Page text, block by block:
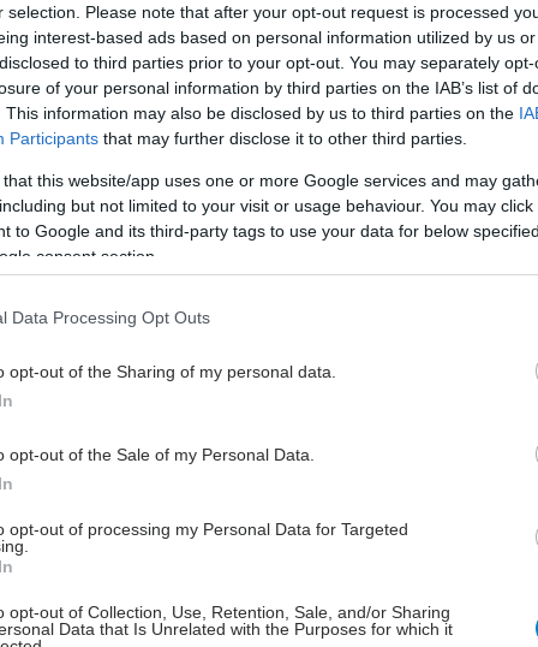
selection. Please note that after your opt-out request is processed
interest-based ads based on personal information utilized by us
to third parties prior to your opt-out. You may separately
of your personal information by third parties on the IAB’s list of
This information may also be disclosed by us to third parties on the
Participants that may further disclose it to other third parties.
that this website/app uses one or more Google services and may
but not limited to your visit or usage behaviour. You may
to Google and its third-party tags to use your data for below
consent section.
Data Processing Opt Outs
opt-out of the Sharing of my personal data.
opt-out of the Sale of my Personal Data.
opt-out of processing my Personal Data for Targeted
opt-out of Collection, Use, Retention, Sale, and/or Sharing
Data that Is Unrelated with the Purposes for which it
περιβάλλοντος που είναι φιλικό προς τον
παρέχει μοναδικές δυνατότητες σε
χρόνο για ενημέρωση σχετικά με τα αποτελέσματα
καθώς και για τη διαχείριση και αποστολή
και εξετάσεων στον επιλεγμένο γιατρό του
οποιαδήποτε κινητή συσκευή ή υπολογιστή,
απαραίτητη προστασία των προσωπικών του
το iatronet.gr στο Discover
διαβήτης και καλοκαίρι
διαταραχής
'Αμεσα μέτρα για την αντιμετώπιση των